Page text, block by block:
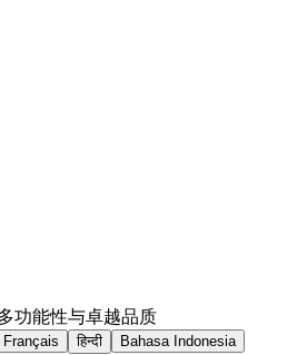
功能性与卓越品质
Français हिन्दी
Bahasa Indonesia